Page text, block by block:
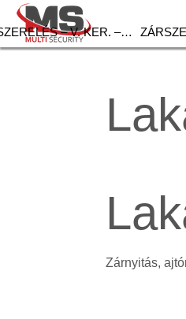
– V. KER. –…
Zárnyitás,